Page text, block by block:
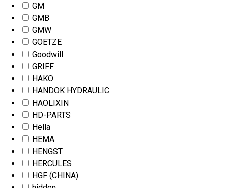
GM
GMB
GMW
GOETZE
Goodwill
GRIFF
HAKO
HANDOK HYDRAULIC
HAOLIXIN
HD-PARTS
Hella
HEMA
HENGST
HERCULES
HGF (CHINA)